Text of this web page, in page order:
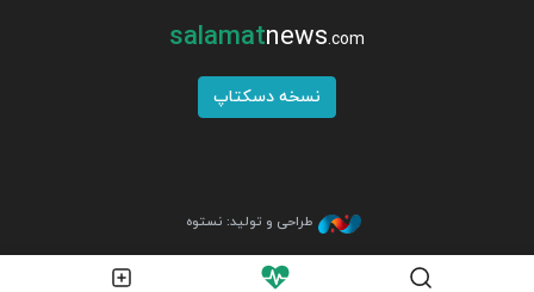
salamatnews.com
نسخه دسکتاپ
طراحی و تولید: نستوه